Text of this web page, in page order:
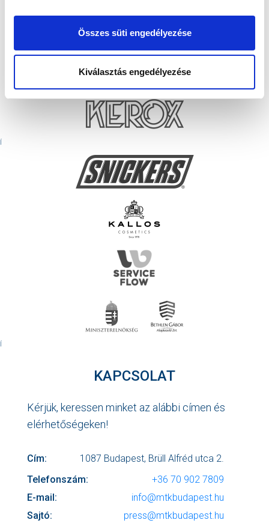
Összes süti engedélyezése
Kiválasztás engedélyezése
KAPCSOLAT
Kérjük, keressen minket az alábbi címen és
elérhetőségeken!
Cím:
1087 Budapest, Brüll Alfréd utca 2.
Telefonszám:
+36 70 902 7809
E-mail:
info@mtkbudapest.hu
Sajtó:
press@mtkbudapest.hu